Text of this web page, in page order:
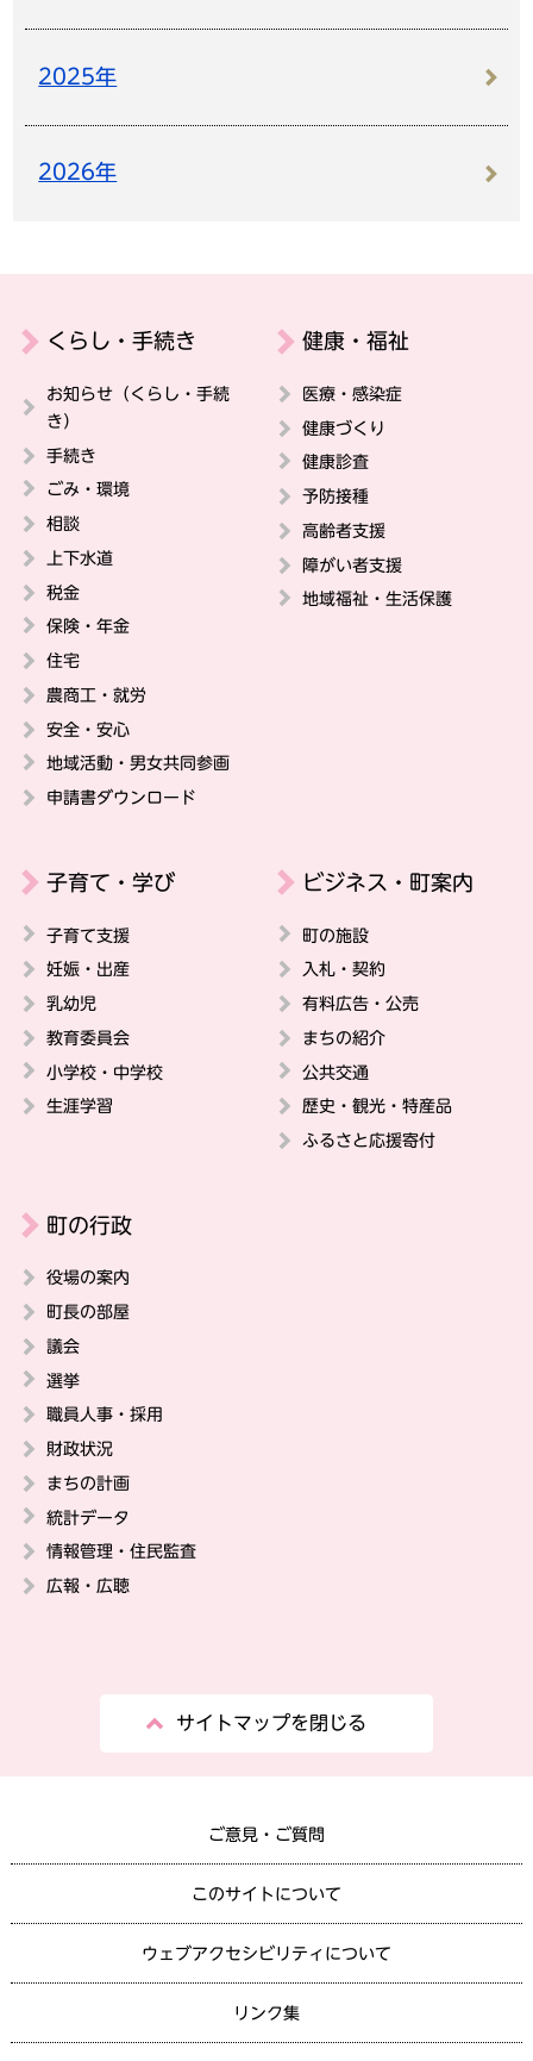
2025年
2026年
くらし・手続き
お知らせ（くらし・手続
き）
手続き
ごみ・環境
相談
上下水道
税金
保険・年金
住宅
農商工・就労
安全・安心
地域活動・男女共同参画
申請書ダウンロード
健康・福祉
医療・感染症
健康づくり
健康診査
予防接種
高齢者支援
障がい者支援
地域福祉・生活保護
子育て・学び
子育て支援
妊娠・出産
乳幼児
教育委員会
小学校・中学校
生涯学習
ビジネス・町案内
町の施設
入札・契約
有料広告・公売
まちの紹介
公共交通
歴史・観光・特産品
ふるさと応援寄付
町の行政
役場の案内
町長の部屋
議会
選挙
職員人事・採用
財政状況
まちの計画
統計データ
情報管理・住民監査
広報・広聴
サイトマップを閉じる
ご意見・ご質問
このサイトについて
ウェブアクセシビリティについて
リンク集